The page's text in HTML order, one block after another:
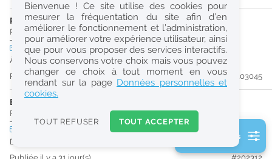
Réinitialiser
2
0
k
m
Consulter les offres de la France d'outre-mer
PRÉPARATEUR EN PHARMACIE (H/F)
Pharmacie d'Officine| 61290 Longny Les Villages
CDItemps plein
À partir du 30/08/26
Publiée il y a 20 jour(s)
#203045
ETUDIANT EN PHARMACIE (H/F)
Pharmacie d'Officine 61290Longny Les Villages
Logement
Dès que possible
2 filtre(s) actifs
Bienvenue ! Ce site utilise des cookies pour
mesurer la fréquentation du site afin d’en
améliorer le fonctionnement et l’administration,
pour améliorer votre expérience utilisateur, ainsi
que pour vous proposer des services interactifs.
Nous conservons votre choix mais vous pouvez
changer ce choix à tout moment en vous
rendant sur la page Données personnelles et
cookies.
TOUT REFUSER TOUT ACCEPTER